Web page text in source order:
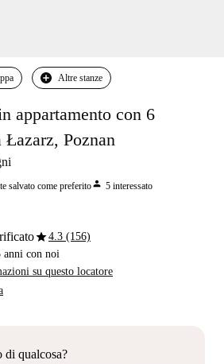
Altre stanze
appartamento con 6
Łazarz, Poznan
salvato come preferitoperson 5 interessato
star4.3 (156)
anni con noi
su questo locatore
di qualcosa?